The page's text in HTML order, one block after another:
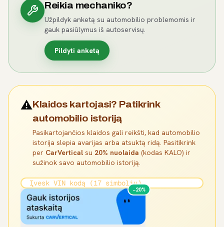
Reikia mechaniko?
Užpildyk anketą su automobilio problemomis ir
gauk pasiūlymus iš autoservisų.
Pildyti anketą
⚠️Klaidos kartojasi? Patikrink
automobilio istoriją
Pasikartojančios klaidos gali reikšti, kad automobilio
istorija slepia avarijas arba atsuktą ridą. Pasitikrink
per CarVertical su 20% nuolaida (kodas KALO) ir
sužinok savo automobilio istoriją.
−20%